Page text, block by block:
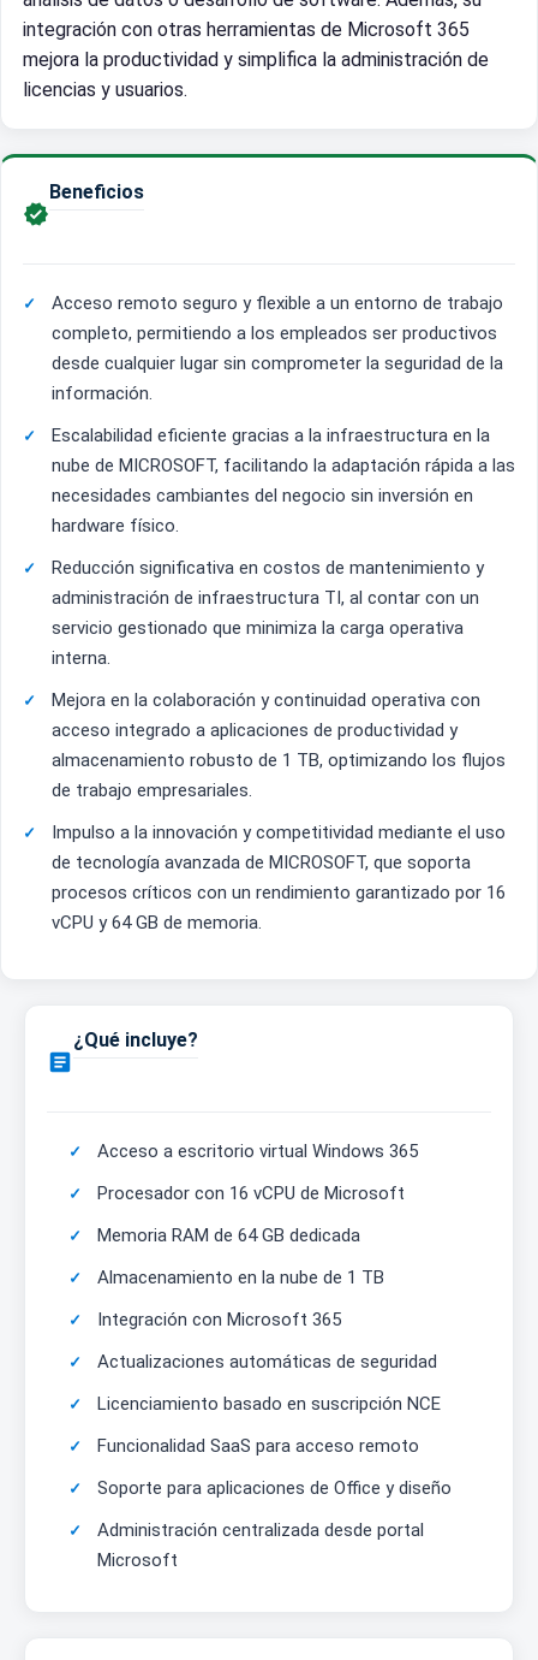
integración con otras herramientas de Microsoft 365
mejora la productividad y simplifica la administración de
licencias y usuarios.

Beneficios
Acceso remoto seguro y flexible a un entorno de trabajo
completo, permitiendo a los empleados ser productivos
desde cualquier lugar sin comprometer la seguridad de la
información.
Escalabilidad eficiente gracias a la infraestructura en la
nube de MICROSOFT, facilitando la adaptación rápida a las
necesidades cambiantes del negocio sin inversión en
hardware físico.
Reducción significativa en costos de mantenimiento y
administración de infraestructura TI, al contar con un
servicio gestionado que minimiza la carga operativa
interna.
Mejora en la colaboración y continuidad operativa con
acceso integrado a aplicaciones de productividad y
almacenamiento robusto de 1 TB, optimizando los flujos
de trabajo empresariales.
Impulso a la innovación y competitividad mediante el uso
de tecnología avanzada de MICROSOFT, que soporta
procesos críticos con un rendimiento garantizado por 16
vCPU y 64 GB de memoria.

¿Qué incluye?
Acceso a escritorio virtual Windows 365
Procesador con 16 vCPU de Microsoft
Memoria RAM de 64 GB dedicada
Almacenamiento en la nube de 1 TB
Integración con Microsoft 365
Actualizaciones automáticas de seguridad
Licenciamiento basado en suscripción NCE
Funcionalidad SaaS para acceso remoto
Soporte para aplicaciones de Office y diseño
Administración centralizada desde portal
Microsoft